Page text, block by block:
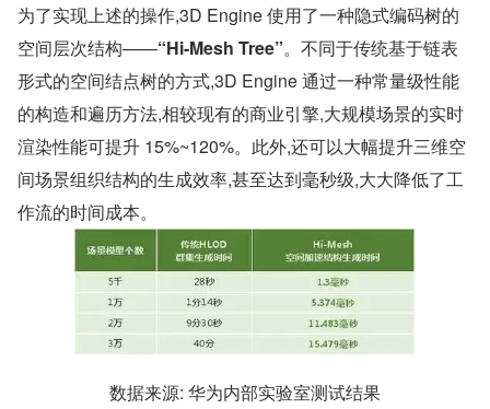
为了实现上述的操作,3D Engine 使用了一种隐式编码树的
空间层次结构——“Hi-Mesh Tree”。不同于传统基于链表
形式的空间结点树的方式,3D Engine 通过一种常量级性能
的构造和遍历方法,相较现有的商业引擎,大规模场景的实时
渲染性能可提升 15%~120%。此外,还可以大幅提升三维空
间场景组织结构的生成效率,甚至达到毫秒级,大大降低了工
作流的时间成本。
数据来源: 华为内部实验室测试结果